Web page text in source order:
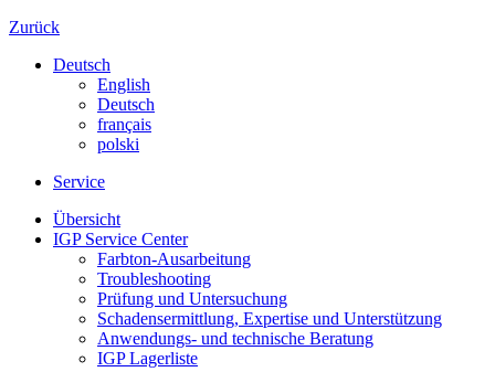
Zurück
Deutsch
English
Deutsch
français
polski
Service
Übersicht
IGP Service Center
Farbton-Ausarbeitung
Troubleshooting
Prüfung und Untersuchung
Schadensermittlung, Expertise und Unterstützung
Anwendungs- und technische Beratung
IGP Lagerliste